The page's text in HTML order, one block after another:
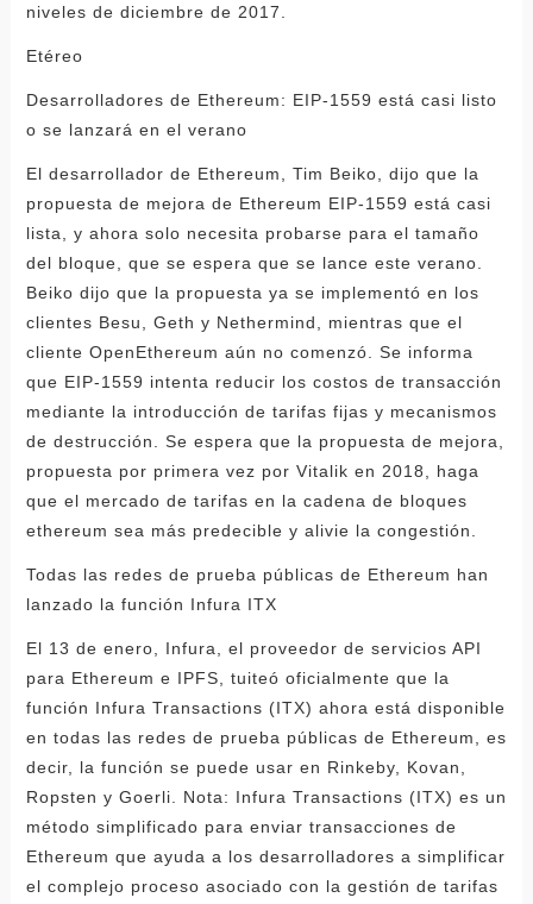
niveles de diciembre de 2017.
Etéreo
Desarrolladores de Ethereum: EIP-1559 está casi listo
o se lanzará en el verano
El desarrollador de Ethereum, Tim Beiko, dijo que la
propuesta de mejora de Ethereum EIP-1559 está casi
lista, y ahora solo necesita probarse para el tamaño
del bloque, que se espera que se lance este verano.
Beiko dijo que la propuesta ya se implementó en los
clientes Besu, Geth y Nethermind, mientras que el
cliente OpenEthereum aún no comenzó. Se informa
que EIP-1559 intenta reducir los costos de transacción
mediante la introducción de tarifas fijas y mecanismos
de destrucción. Se espera que la propuesta de mejora,
propuesta por primera vez por Vitalik en 2018, haga
que el mercado de tarifas en la cadena de bloques
ethereum sea más predecible y alivie la congestión.
Todas las redes de prueba públicas de Ethereum han
lanzado la función Infura ITX
El 13 de enero, Infura, el proveedor de servicios API
para Ethereum e IPFS, tuiteó oficialmente que la
función Infura Transactions (ITX) ahora está disponible
en todas las redes de prueba públicas de Ethereum, es
decir, la función se puede usar en Rinkeby, Kovan,
Ropsten y Goerli. Nota: Infura Transactions (ITX) es un
método simplificado para enviar transacciones de
Ethereum que ayuda a los desarrolladores a simplificar
el complejo proceso asociado con la gestión de tarifas